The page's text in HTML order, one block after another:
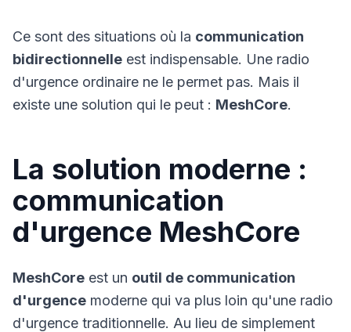
Ce sont des situations où la communication
bidirectionnelle est indispensable. Une radio
d'urgence ordinaire ne le permet pas. Mais il
existe une solution qui le peut : MeshCore.
La solution moderne :
communication
d'urgence MeshCore
MeshCore est un outil de communication
d'urgence moderne qui va plus loin qu'une radio
d'urgence traditionnelle. Au lieu de simplement